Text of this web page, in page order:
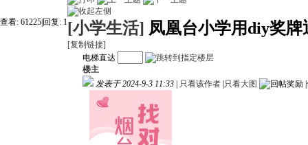
查看: 61225 回复: 1[小学生活] 凤凰台小学用diy奖
[复制链接]
电梯直达
楼主
发表于 2024-9-3 11:33
只看该作者 只看大图